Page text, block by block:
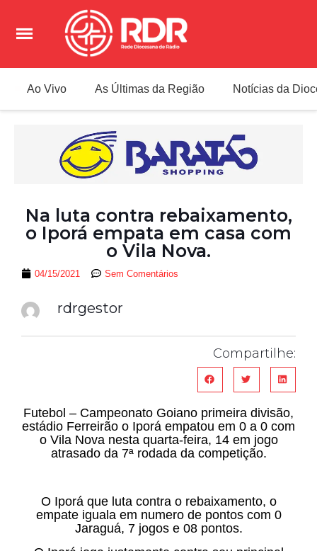
Ao Vivo As Últimas da Região Notícias da
Na luta contra rebaixamento,
o Iporá empata em casa com
o Vila Nova.
04/15/2021 Sem Comentários
rdrgestor
Compartilhe:
Futebol – Campeonato Goiano primeira divisão,
estádio Ferreirão o Iporá empatou em 0 a 0 com
o Vila Nova nesta quarta-feira, 14 em jogo
atrasado da 7ª rodada da competição.
O Iporá que luta contra o rebaixamento, o
empate iguala em numero de pontos com 0
Jaraguá, 7 jogos e 08 pontos.